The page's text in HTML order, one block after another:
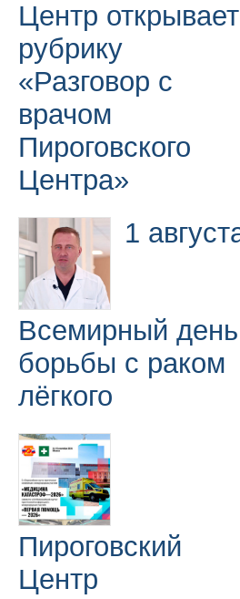
Центр открывает
рубрику
«Разговор с
врачом
Пироговского
Центра»
1
Всемирный день
борьбы с раком
лёгкого
Пироговский
Центр